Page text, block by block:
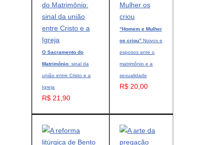
O Sacramento do
Matrimônio: sinal da
união entre Cristo e a
Igreja
R$ 21,90
“Homem e Mulher
os criou” Noivos e
esposos ante o
matrimônio e a
sexualidade
R$ 20,00